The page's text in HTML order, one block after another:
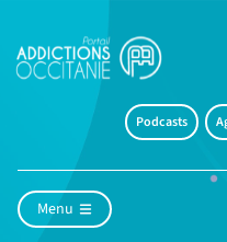
Podcasts
Menu